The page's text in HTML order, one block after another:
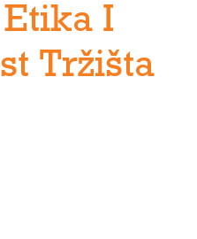
I
Tržišta